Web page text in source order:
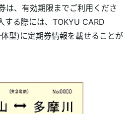
は、有効期限までご利用くださ
する際には、TOKYU CARD
型)に定期券情報を載せることが